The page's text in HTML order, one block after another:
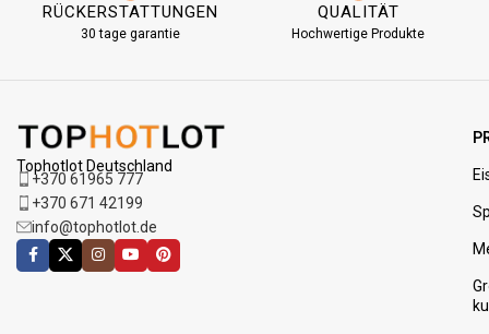
RÜCKERSTATTUNGEN
30 tage garantie
QUALITÄT
Hochwertige Produkte
Tophotlot Deutschland
+370 61965 777
+370 671 42199
info@tophotlot.de